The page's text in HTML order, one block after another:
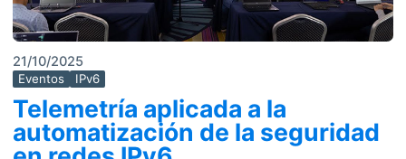
21/10/2025
Eventos IPv6
Telemetría aplicada a la
automatización de la seguridad